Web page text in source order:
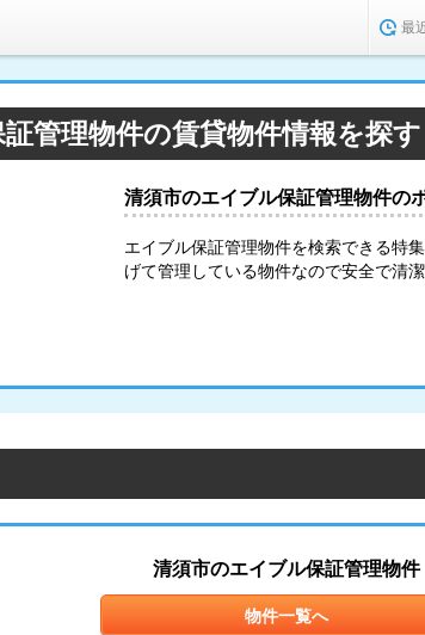
最
管理物件の賃貸物件情報を探す
清須市のエイブル保証管理物件の
エイブル保証管理物件を検索できる特
げて管理している物件なので安全で清潔
清須市のエイブル保証管理物件
物件一覧へ